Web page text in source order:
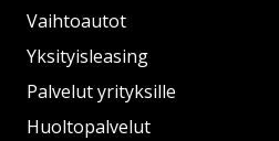
Vaihtoautot
Yksityisleasing
Palvelut yrityksille
Huoltopalvelut